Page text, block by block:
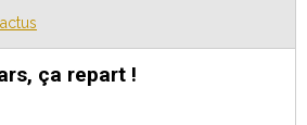
ça repart !